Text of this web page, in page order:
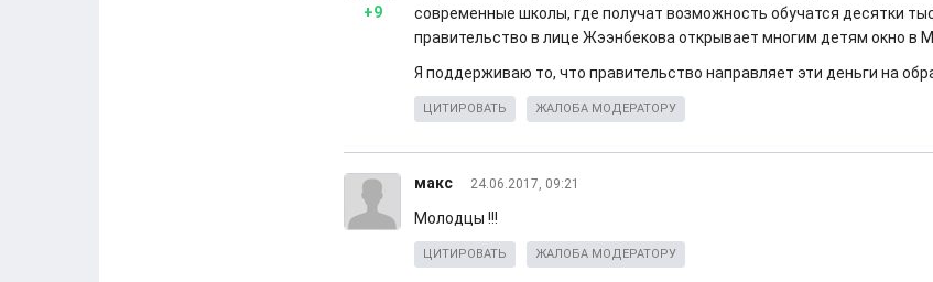
+9
современные школы, где получат возможность обучатся десятки
правительство в лице Жээнбекова открывает многим детям окно в
Я поддерживаю то, что правительство направляет эти деньги на
ЦИТИРОВАТЬ ЖАЛОБА МОДЕРАТОРУ
макс 24.06.2017, 09:21
Молодцы !!!
ЦИТИРОВАТЬ ЖАЛОБА МОДЕРАТОРУ